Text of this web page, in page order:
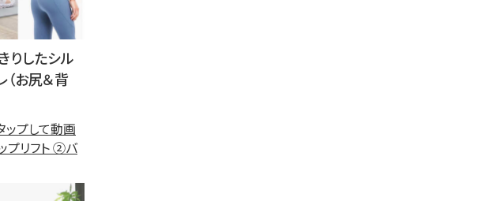
りしたシル
（お尻＆背
ップして動画
プリフト ②バ